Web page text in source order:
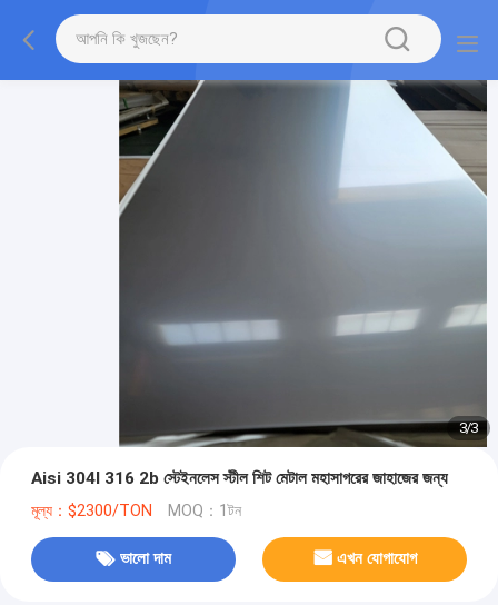
3/3
Aisi 304l 316 2b স্টেইনলেস স্টীল শিট মেটাল মহাসাগরের জাহাজের জন্য
মূল্য：$2300/TON MOQ：1টন
ভালো দাম এখন যোগাযোগ